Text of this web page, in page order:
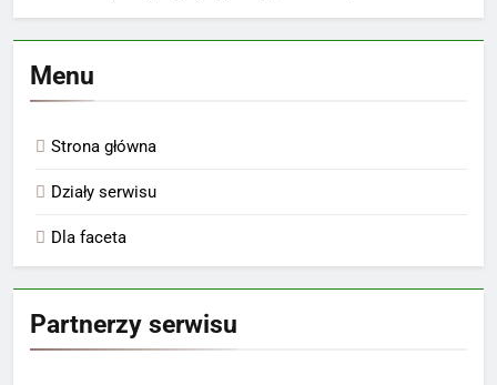
Menu
Strona główna
Działy serwisu
Dla faceta
Partnerzy serwisu